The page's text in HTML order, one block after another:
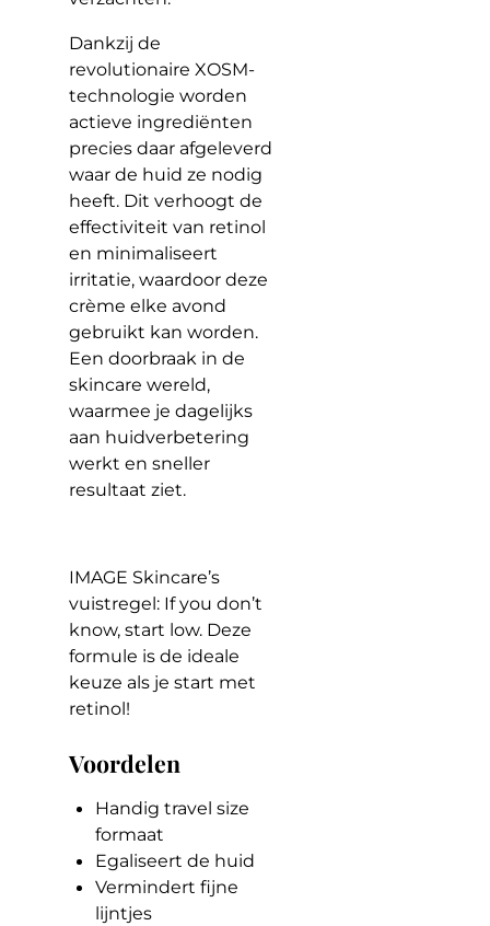
Dankzij de
revolutionaire XOSM-
technologie worden
actieve ingrediënten
precies daar afgeleverd
waar de huid ze nodig
heeft. Dit verhoogt de
effectiviteit van retinol
en minimaliseert
irritatie, waardoor deze
crème elke avond
gebruikt kan worden.
Een doorbraak in de
skincare wereld,
waarmee je dagelijks
aan huidverbetering
werkt en sneller
resultaat ziet.
IMAGE Skincare’s
vuistregel:If you don’t
know, start low. Deze
formule is de ideale
keuze als je start met
retinol!
Voordelen
Handig travel size
formaat
Egaliseert de huid
Vermindert fijne
lijntjes